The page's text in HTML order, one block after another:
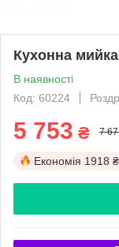
Кухонна
В наявності
Код: 60224
5 753 ₴ 7
Економія 1918 ₴